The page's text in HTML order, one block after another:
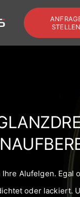
STELLEN
Alufelgen. Egal
oder lackiert.